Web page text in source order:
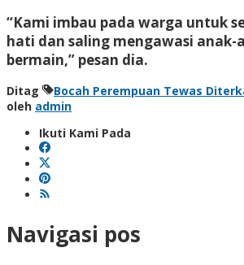
“Kami imbau pada warga untuk
hati dan saling mengawasi anak-
bermain,” pesan dia.
Ditag
Bocah Perempuan Tewas
oleh admin
Ikuti Kami Pada
Navigasi pos